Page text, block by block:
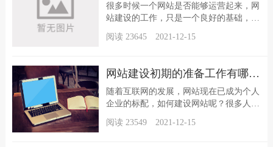
的浏览器，然而相比较...
很多时候一个网站是否能够运营起来，网
站建设的工作，只是一个良好的基础，后
期的维护运营才是更加需要投入时间和金
钱的地方，但是很多的公司花钱做了网
淘汰。其实太仓网站建设，只要有心，是
能够找到一个能够制作出高质量的网站的
公司，制作出能够满足用...
阅读 23645 2021-12-15
网站建设初期的准备工作有哪些？
随着互联网的发展，网站现在已成为个人
企业的标配，如何建设网站呢？很多人对
网站建设不是很了解！如果你想建立一个
网站，或者你正在建设一个网站，那么你
阅读 23549 2021-12-15